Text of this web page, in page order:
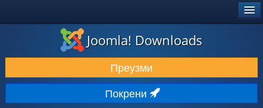
ПРЕУЗИМАЊЕ И ПРОШИРЕЊА (ЕКСТЕНЗИЈЕ)
ОТКРИЈТЕ И НАУЧИТЕ
ЗАЈЕДНИЦА И ПОДРШКА
Joomla! Downloads
Преузми
Покрени